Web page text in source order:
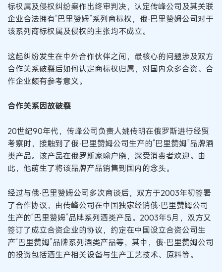
标权属及侵权纠纷案作出终审判决，认定传峰公司及其关联
企业合法拥有“巴里赞姆”系列商标权，俄·巴里赞姆公司对于
该系列商标权属及侵权的主张均不成立。
这起纠纷发生在中外合作伙伴之间，最核心的问题涉及双方
合作关系破裂后如何认定商标权归属，对国内众多合资、合
作企业颇有参考意义。
合作关系因故破裂
20世纪90年代，传峰公司负责人姚传明在俄罗斯进行经贸
考察时，接触到了俄·巴里赞姆公司生产的“巴里赞姆”品牌酒
类产品。该产品在俄罗斯家喻户晓，深受消费者欢迎。由
此，他萌生了将该品牌产品销售到国内的念头。
经过与俄·巴里赞姆公司多次商谈后，双方于2003年初签署
了合作协议，由传峰公司在中国独家经销俄·巴里赞姆公司
生产的“巴里赞姆”品牌系列酒类产品。2003年5月，双方又
签订了成立合资企业的协议，约定在中国设立合资公司生
产“巴里赞姆”品牌系列酒类产品等，其中，俄·巴里赞姆公司
的投资包括酒生产相关设备与生产工艺技术、原料等。